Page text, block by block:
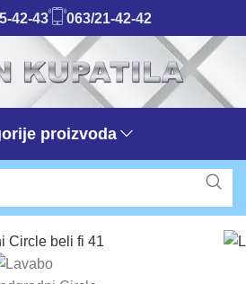
42-43 063/21-42-42
proizvoda